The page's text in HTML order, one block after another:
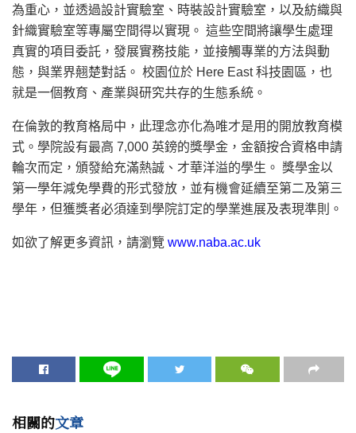
為重心，並透過設計實驗室、時裝設計實驗室，以及紡織與
針織實驗室等專屬空間得以實現。 這些空間將讓學生處理
真實的項目委託，發展實務技能，並接觸專業的方法與動
態，與業界翹楚對話。 校園位於 Here East 科技園區，也
就是一個教育、產業與研究共存的生態系統。
在倫敦的教育格局中，此理念亦化為唯才是用的開放教育模
式。學院設有最高 7,000 英鎊的獎學金，金額按合資格申請
輪次而定，頒發給充滿熱誠、才華洋溢的學生。 獎學金以
第一學年減免學費的形式發放，並有機會延續至第二及第三
學年，但獲獎者必須達到學院訂定的學業進展及表現準則。
如欲了解更多資訊，請瀏覽 www.naba.ac.uk
相關的文章